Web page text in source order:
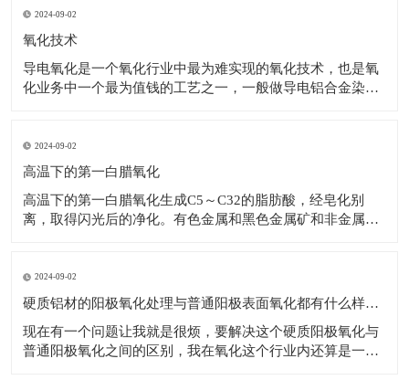
2024-09-02
氧化技术
导电氧化是一个氧化行业中最为难实现的氧化技术，也是氧
化业务中一个最为值钱的工艺之一，一般做导电铝合金染色
合用于变形铝及铝合金氧化，也可用于铝件外表维护，抗氧
化无钝化或填充柄。 ②公式1.5的
2024-09-02
高温下的第一白腊氧化
高温下的第一白腊氧化生成C5～C32的脂肪酸，经皂化别
离，取得闪光后的净化。有色金属和黑色金属矿和非金属矿
石场、赤铁矿、铝土矿等，也可以被用来做混凝土起泡剂。
多种矿产金属外表构成复合氧化白腊含有
2024-09-02
硬质铝材的阳极氧化处理与普通阳极表面氧化都有什么样的区别？硬质氧化
现在有一个问题让我就是很烦，要解决这个硬质阳极氧化与
普通阳极氧化之间的区别，我在氧化这个行业内还算是一个